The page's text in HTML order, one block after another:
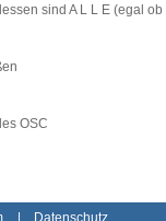
sind A L L E (egal
OSC
Datenschutz